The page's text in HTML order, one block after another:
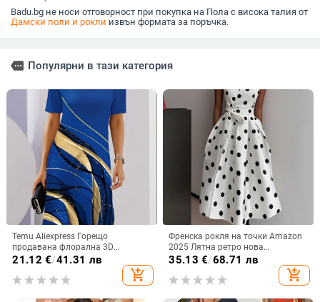
Badu.bg не носи отговорност при покупка на Пола с висока талия от
Дамски поли и рокли извън формата за поръчка.
more Популярни в тази категория
Temu Aliexpress Горещо
продавана флорална 3D
дигитален печат модна
ежедневна широка дамска рокля
с кръгло деколте
21.12 €/41.31 лв
add_shopping_cart
Френска рокля на точки Amazon
2025 Лятна ретро нова
темпераментна талия Тънка
35.13 €/68.71 лв
add_shopping_cart